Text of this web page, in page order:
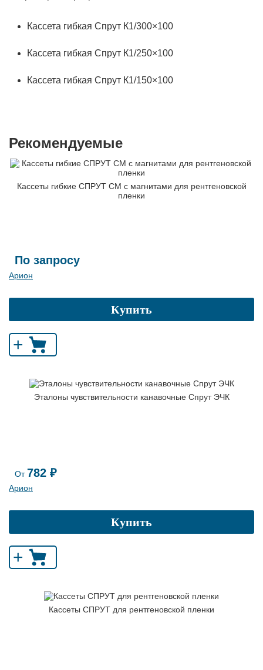
Кассета гибкая Спрут К1/300×100
Кассета гибкая Спрут К1/250×100
Кассета гибкая Спрут К1/150×100
Рекомендуемые
Кассеты гибкие СПРУТ СМ с магнитами для рентгеновской
пленки
По запросу
Арион
Купить
+
Эталоны чувствительности канавочные Спрут ЭЧК
От782 ₽
Арион
Купить
+
Кассеты СПРУТ для рентгеновской пленки